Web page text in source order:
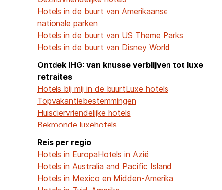
Hotels in de buurt van Amerikaanse
nationale parken
Hotels in de buurt van US Theme Parks
Hotels in de buurt van Disney World
Ontdek IHG: van knusse verblijven tot luxe
retraites
Hotels bij mij in de buurtLuxe hotels
Topvakantiebestemmingen
Huisdiervriendelijke hotels
Bekroonde luxehotels
Reis per regio
Hotels in EuropaHotels in Azië
Hotels in Australia and Pacific Island
Hotels in Mexico en Midden-Amerika